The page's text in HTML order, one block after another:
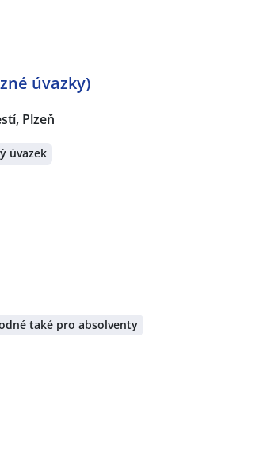
úvazky)
Plzeň
úvazek
také pro absolventy